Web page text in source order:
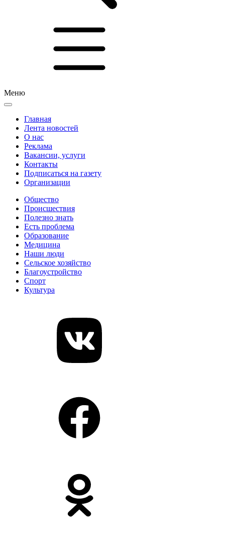
Меню
Главная
Лента новостей
О нас
Реклама
Вакансии, услуги
Контакты
Подписаться на газету
Организации
Общество
Происшествия
Полезно знать
Есть проблема
Образование
Медицина
Наши люди
Сельское хозяйство
Благоустройство
Спорт
Культура